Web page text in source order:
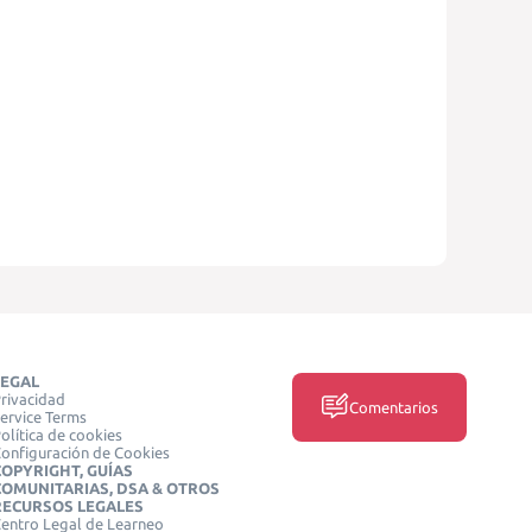
Terms
de cookies
de Cookies
GUÍAS
DSA & OTROS
LEGALES
Legal de Learneo
Comentarios